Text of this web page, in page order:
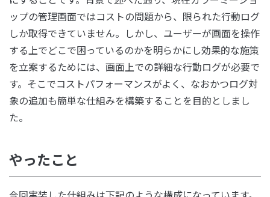
ップの管理画面ではコストの問題から、限られた行動ログ
しか取得できていません。しかし、ユーザーが画面を操作
する上でどこで困っているのかを明らかにし効果的な施策
を立案するためには、画面上での詳細な行動ログが必要で
す。そこでコストパフォーマンスがよく、なおかつログ対
象の追加も簡単な仕組みを構築することを目的としまし
た。
やったこと